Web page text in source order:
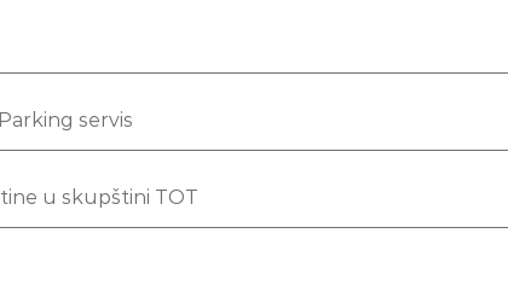
servis
u skupštini TOT